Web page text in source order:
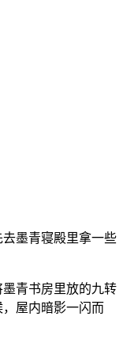
墨青寝殿里拿一些
青书房里放的九转
屋内暗影一闪而